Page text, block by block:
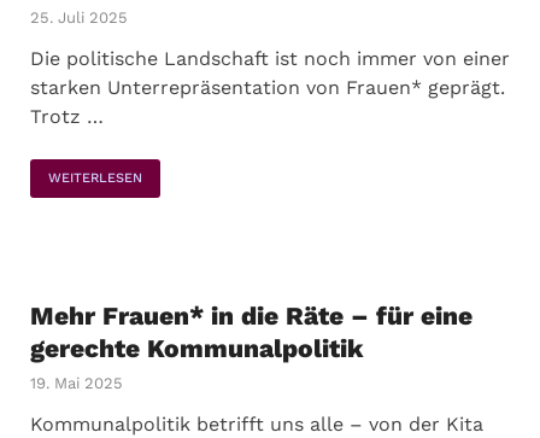
25. Juli 2025
Die politische Landschaft ist noch immer von einer
starken Unterrepräsentation von Frauen* geprägt.
Trotz …
WEITERLESEN
Mehr Frauen* in die Räte – für eine
gerechte Kommunalpolitik
19. Mai 2025
Kommunalpolitik betrifft uns alle – von der Kita